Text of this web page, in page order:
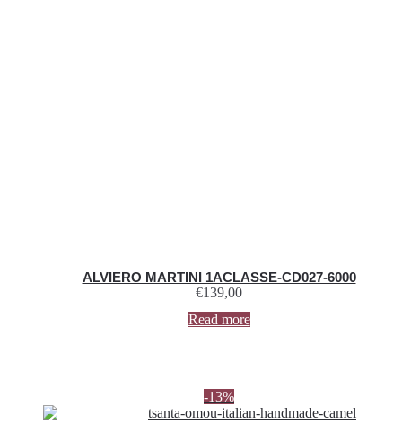
ALVIERO MARTINI 1ACLASSE-CD027-6000
€139,00
Read more
-13%